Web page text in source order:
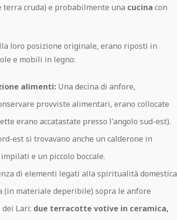
terra cruda) e probabilmente una cucina con
loro posizione originale, erano riposti in
e mobili in legno:
alimenti: Una decina di anfore,
provviste alimentari, erano collocate
erano accatastate presso l'angolo sud-est).
est si trovavano anche un calderone in
e un piccolo boccale.
di elementi legati alla spiritualità domestica
(in materiale deperibile) sopra le anfore
Lari: due terracotte votive in ceramica,